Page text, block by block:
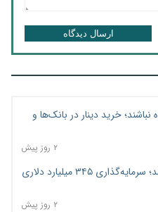
ارسال دیدگاه
نباشند؛ خرید دینار در بانک‌ها و
۲ روز پیش
جنگ کریدورها وارد فاز جدید شد؛ سرمایه‌گذاری ۳۴۵ میلیارد دلاری
۲ روز پیش